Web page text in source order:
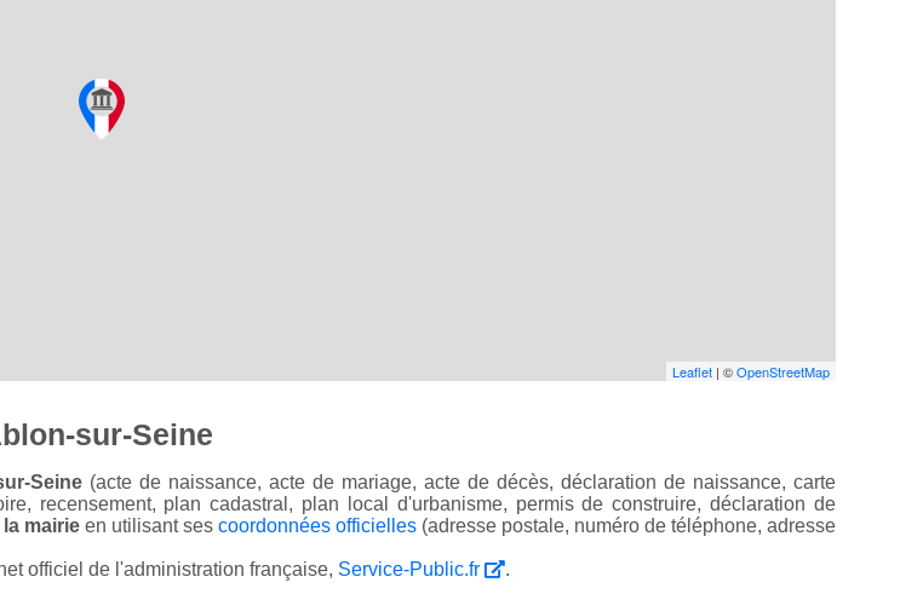
Leaflet | ©OpenStreetMap
sur-Seine
Seine (acte de naissance, acte de mariage, acte de décès, déclaration de naissance, carte
recensement, plan cadastral, plan local d'urbanisme, permis de construire, déclaration de
mairie en utilisant ses coordonnées officielles (adresse postale, numéro de téléphone, adresse
officiel de l'administration française, Service-Public.fr .